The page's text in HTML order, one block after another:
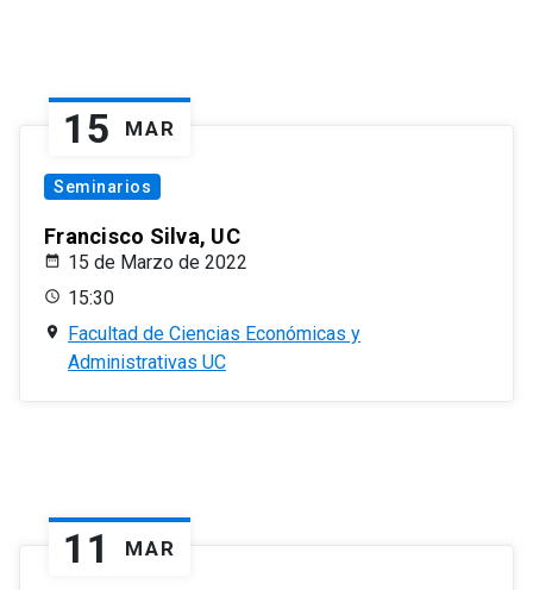
15 MAR
Seminarios
Francisco Silva, UC
15 de Marzo de 2022
15:30
Facultad de Ciencias Económicas y
Administrativas UC
11 MAR